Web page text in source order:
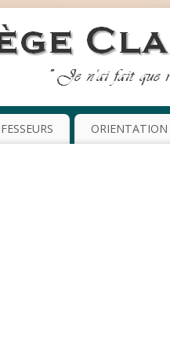
ORIENTATION